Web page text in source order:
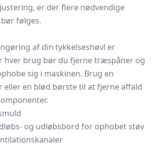
er der flere nødvendige
følges.
af din tykkelseshøvl er
hver brug bør du fjerne træspåner og
sig i maskinen. Brug en
en blød børste til at fjerne affald
og udløbsbord for ophobet støv